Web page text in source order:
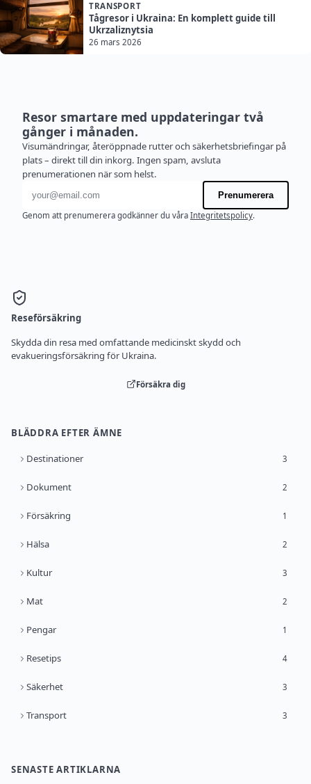
TRANSPORT
Tågresor i Ukraina: En komplett guide till
Ukrzaliznytsia
26 mars 2026
Resor smartare med uppdateringar två
gånger i månaden.
Visumändringar, återöppnade rutter och säkerhetsbriefingar på
plats – direkt till din inkorg. Ingen spam, avsluta
prenumerationen när som helst.
E-postadress
Prenumerera
Genom att prenumerera godkänner du våra Integritetspolicy.
Reseförsäkring
Skydda din resa med omfattande medicinskt skydd och
evakueringsförsäkring för Ukraina.
Försäkra dig
BLÄDDRA EFTER ÄMNE
Destinationer 3
Dokument 2
Försäkring 1
Hälsa 2
Kultur 3
Mat 2
Pengar 1
Resetips 4
Säkerhet 3
Transport 3
SENASTE ARTIKLARNA